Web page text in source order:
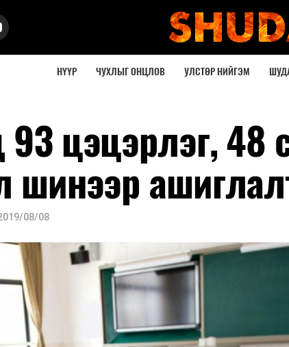
НҮҮР ЧУХЛЫГ ОНЦЛОВ УЛСТӨР НИЙГЭМ
цэцэрлэг, 48
шинээр
08/08